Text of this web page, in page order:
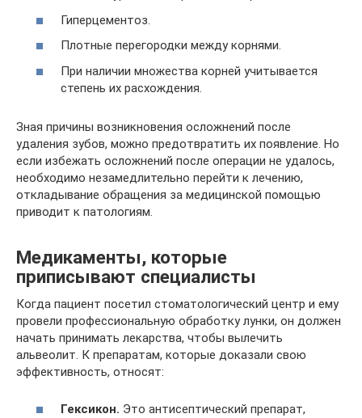
Гиперцементоз.
Плотные перегородки между корнями.
При наличии множества корней учитывается
степень их расхождения.
Зная причины возникновения осложнений после
удаления зубов, можно предотвратить их появление. Но
если избежать осложнений после операции не удалось,
необходимо незамедлительно перейти к лечению,
откладывание обращения за медицинской помощью
приводит к патологиям.
Медикаменты, которые
приписывают специалисты
Когда пациент посетил стоматологический центр и ему
провели профессиональную обработку лунки, он должен
начать принимать лекарства, чтобы вылечить
альвеолит. К препаратам, которые доказали свою
эффективность, относят:
Гексикон. Это антисептический препарат,